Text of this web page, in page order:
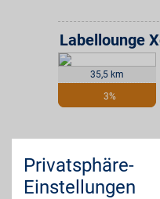
35,5 km
3%
MEIN
Privatsphäre-
Einstellungen